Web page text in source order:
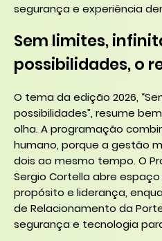
segurança e experiência
Sem limites,
possibilidades, o
O tema da edição 2026,
possibilidades”, resume
olha. A programação
humano, porque a gestão
dois ao mesmo tempo. O
Sergio Cortella abre
propósito e liderança,
de Relacionamento da
segurança e tecnologia